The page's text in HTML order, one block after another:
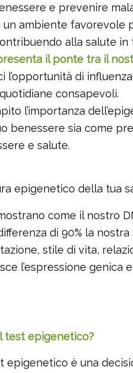
e prevenire
ambiente favorevole
alla salute in
il ponte tra il
l’opportunità di
consapevoli.
l’importanza
benessere sia come
e salute.
epigenetico della tua
come il nostro
di 90% la
stile di vita,
l’espressione genica
test epigenetico?
epigenetico è una